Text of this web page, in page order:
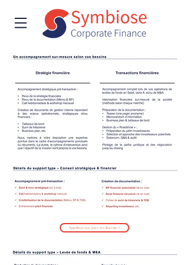
Appelez-nous pour en discuter !